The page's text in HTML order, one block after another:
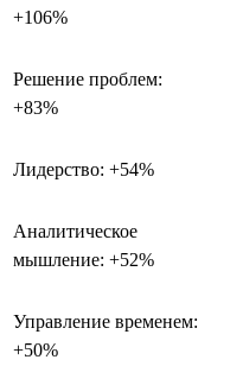
+106%
Решение проблем:
+83%
Лидерство: +54%
Аналитическое
мышление: +52%
Управление временем:
+50%